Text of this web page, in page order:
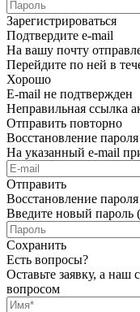
Зарегистрироваться
Подтвердите e-mail
На вашу почту
Перейдите по ней в
Хорошо
E-mail не подтвержден
Неправильная ссылка
Отправить повторно
Восстановление пароля
На указанный e-mail
Отправить
Восстановление пароля
Введите новый пароль
Сохранить
Есть вопросы?
Оставьте заявку, а наш
вопросом